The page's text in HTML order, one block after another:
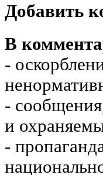
Добавить
В
-
-
и
-